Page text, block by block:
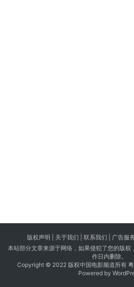
版权声明 | 关于我们 联系我们 | 广告服
本站部分文章来源于网络，如果侵犯了您的版
作日内删除。
Copyright © 2022 版权中国电影频道所有
Powered by